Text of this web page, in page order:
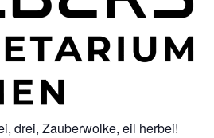
drei, Zauberwolke, eil herbei!